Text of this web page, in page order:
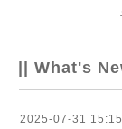
|| What's
2025-07-31